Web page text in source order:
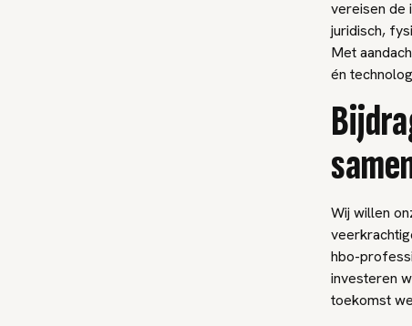
vereisen de
juridisch,
Met
én
Wij willen
hbo-
investeren
toekomst